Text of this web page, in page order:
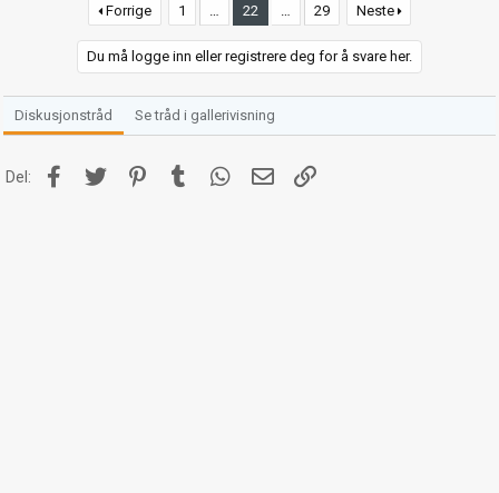
Forrige 1 22 29 Neste
Du må logge inn eller registrere deg for å svare her.
Diskusjonstråd Se tråd i gallerivisning
Del: Facebook
Twitter PinterestTumblr WhatsApp
E-postLink